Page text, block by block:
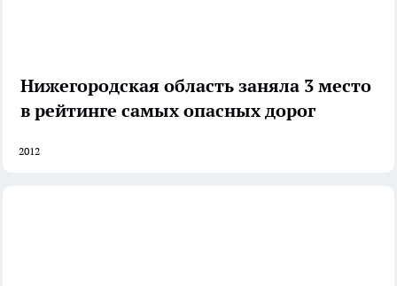
Нижегородская область заняла 3 место
в рейтинге самых опасных дорог
2012